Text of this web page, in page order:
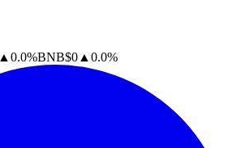
▲ 0.0%BNB$0 ▲ 0.0%